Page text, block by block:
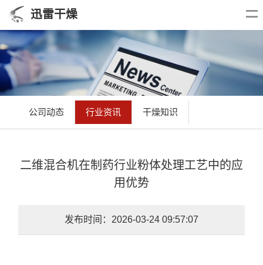
迅雷干燥
公司动态 行业资讯 干燥知识
二维混合机在制药行业粉体处理工艺中的应
用优势
发布时间：2026-03-24 09:57:07